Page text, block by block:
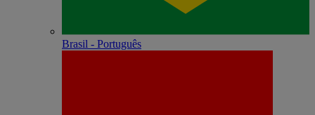
Brasil - Português